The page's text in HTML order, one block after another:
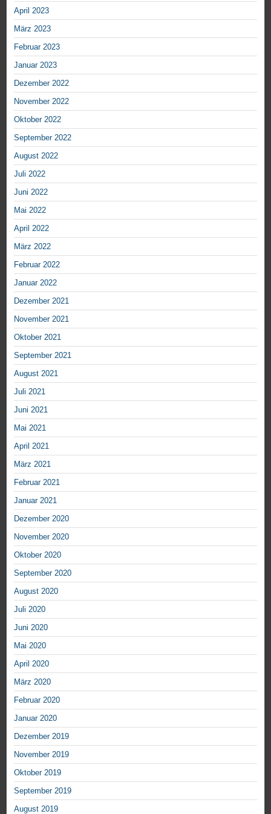
April 2023
März 2023
Februar 2023
Januar 2023
Dezember 2022
November 2022
Oktober 2022
September 2022
August 2022
Juli 2022
Juni 2022
Mai 2022
April 2022
März 2022
Februar 2022
Januar 2022
Dezember 2021
November 2021
Oktober 2021
September 2021
August 2021
Juli 2021
Juni 2021
Mai 2021
April 2021
März 2021
Februar 2021
Januar 2021
Dezember 2020
November 2020
Oktober 2020
September 2020
August 2020
Juli 2020
Juni 2020
Mai 2020
April 2020
März 2020
Februar 2020
Januar 2020
Dezember 2019
November 2019
Oktober 2019
September 2019
August 2019